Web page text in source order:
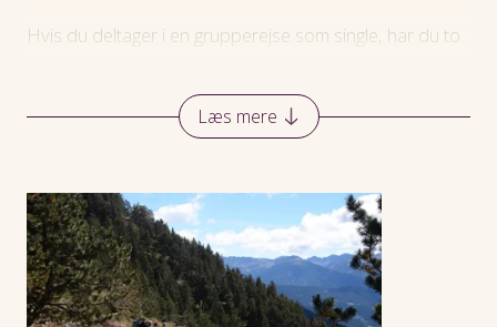
Hvis du deltager i en grupperejse som single, har du to
Bo på et enkeltværelse på hotellet. Det koster et
eneværelsestillæg, som står under de enkelte rejser.
rejsende, hvis der er enighed om at dele værelset
mellem de to rejsende.
På en grupperejse som single bliver du en del af det
sociale sammenhold på rejsen.
Læs mere